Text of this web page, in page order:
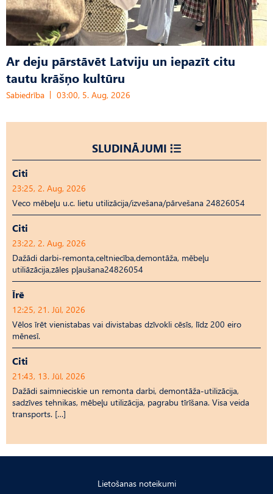
Ar deju pārstāvēt Latviju un iepazīt citu
tautu krāšņo kultūru
Sabiedrība 03:00, 5. Aug, 2026
SLUDINĀJUMI
Citi
23:25, 2. Aug, 2026
Veco mēbeļu u.c. lietu utilizācija/izvešana/pārvešana 24826054
Citi
23:22, 2. Aug, 2026
Dažādi darbi-remonta,celtniecība,demontāža, mēbeļu
utiliāzācija,zāles pļaušana24826054
Īrē
12:25, 21. Jūl, 2026
Vēlos īrēt vienistabas vai divistabas dzīvokli cēsīs, līdz 200 eiro
mēnesī.
Citi
21:43, 13. Jūl, 2026
Dažādi saimnieciskie un remonta darbi, demontāža-utilizācija,
sadzīves tehnikas, mēbeļu utilizācija, pagrabu tīrīšana. Visa veida
transports. […]
Lietošanas noteikumi